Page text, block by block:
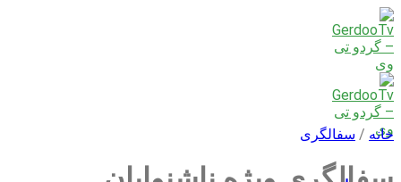
Skip
to
content
خانه / سفالگری